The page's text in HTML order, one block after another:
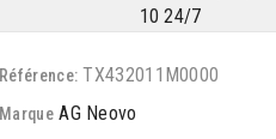
10 24/7
Référence: TX432011M0000
Marque AG Neovo